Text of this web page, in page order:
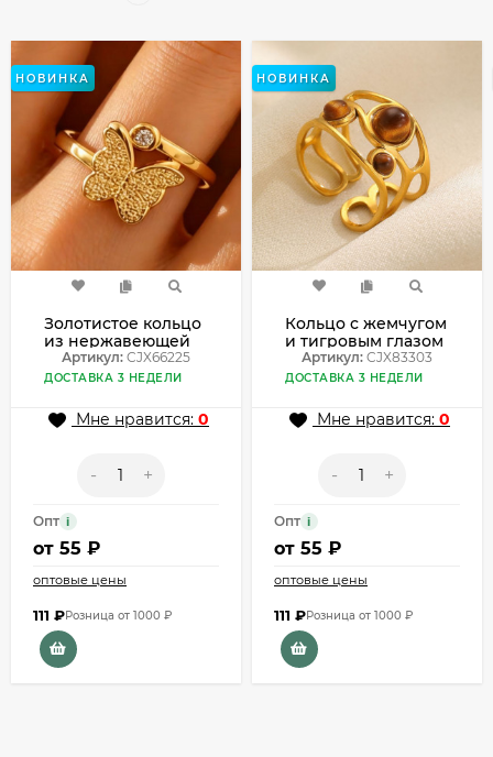
НОВИНКА
Золотистое кольцо
из нержавеющей
стали с бабочкой
CJX66225
Артикул: CJX66225
ДОСТАВКА 3 НЕДЕЛИ
Мне нравится: 0
- +
Опт i
от 55 ₽
оптовые цены
111 ₽Розница от 1000 ₽
НОВИНКА
Кольцо с жемчугом
и тигровым глазом
в виде овала
CJX83303
Артикул: CJX83303
ДОСТАВКА 3 НЕДЕЛИ
Мне нравится: 0
- +
Опт i
от 55 ₽
оптовые цены
111 ₽Розница от 1000 ₽